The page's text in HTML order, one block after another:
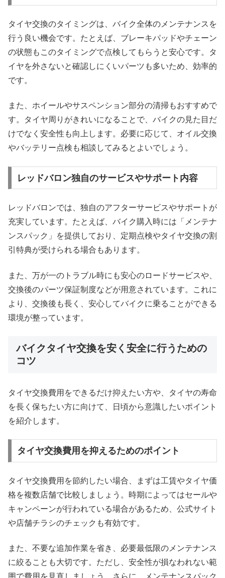
タイヤ交換のタイミングは、バイク全体のメンテナンスを
行う良い機会です。たとえば、ブレーキパッドやチェーン
の状態もこのタイミングで点検してもらうと安心です。タ
イヤを外さないと確認しにくいパーツも多いため、効率的
です。
また、ホイールやサスペンション部分の清掃もおすすめで
す。タイヤ周りがきれいになることで、バイクの見た目だ
けでなく安全性も向上します。必要に応じて、オイル交換
やバッテリー点検も相談してみるとよいでしょう。
レッドバロン独自のサービスやサポート内容
レッドバロンでは、独自のアフターサービスやサポートが
充実しています。たとえば、バイク購入時には「メンテナ
ンスパック」を提供しており、定期点検やタイヤ交換の割
引特典が受けられる場合もあります。
また、万が一のトラブル時にも安心のロードサービスや、
交換後のパーツ保証制度などが用意されています。これに
より、交換後も長く、安心してバイクに乗ることができる
環境が整っています。
バイクタイヤ交換を安く安全に行うための
コツ
タイヤ交換費用をできるだけ抑えたい方や、タイヤの寿命
を長く保ちたい方に向けて、日頃から意識したいポイント
を紹介します。
タイヤ交換費用を抑えるためのポイント
タイヤ交換費用を節約したい場合、まずは工賃やタイヤ価
格を複数店舗で比較しましょう。時期によってはセールや
キャンペーンが行われている場合があるため、公式サイト
や店舗チラシのチェックも有効です。
また、不要な追加作業を省き、必要最低限のメンテナンス
に絞ることも大切です。ただし、安全性が損なわれない範